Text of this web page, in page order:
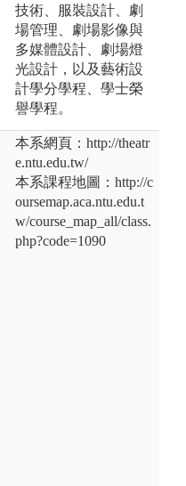
技術、服裝設計、劇
場管理、劇場影像與
多媒體設計、劇場燈
光設計，以及藝術設
計學分學程、學士榮
譽學程。
本系網頁：http://theatr
e.ntu.edu.tw/
本系課程地圖：http://c
oursemap.aca.ntu.edu.t
w/course_map_all/class.
php?code=1090